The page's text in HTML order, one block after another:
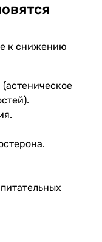
к снижению